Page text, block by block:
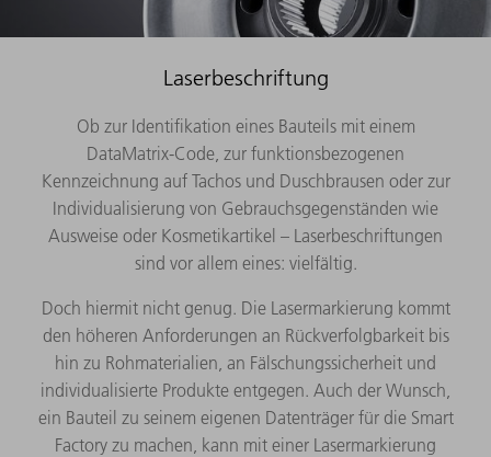
Laserbeschriftung
Ob zur Identifikation eines Bauteils mit einem
DataMatrix-Code, zur funktionsbezogenen
Kennzeichnung auf Tachos und Duschbrausen oder zur
Individualisierung von Gebrauchsgegenständen wie
Ausweise oder Kosmetikartikel – Laserbeschriftungen
sind vor allem eines: vielfältig.
Doch hiermit nicht genug. Die Lasermarkierung kommt
den höheren Anforderungen an Rückverfolgbarkeit bis
hin zu Rohmaterialien, an Fälschungssicherheit und
individualisierte Produkte entgegen. Auch der Wunsch,
ein Bauteil zu seinem eigenen Datenträger für die Smart
Factory zu machen, kann mit einer Lasermarkierung